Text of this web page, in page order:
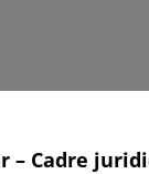
– Cadre